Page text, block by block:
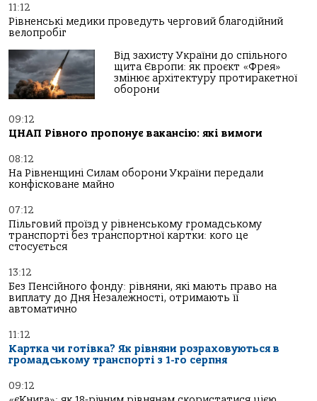
11:12
Рівненські медики проведуть черговий благодійний
велопробіг
Від захисту України до спільного
щита Європи: як проєкт «Фрея»
змінює архітектуру протиракетної
оборони
09:12
ЦНАП Рівного пропонує вакансію: які вимоги
08:12
На Рівненщині Силам оборони України передали
конфісковане майно
07:12
Пільговий проїзд у рівненському громадському
транспорті без транспортної картки: кого це
стосується
13:12
Без Пенсійного фонду: рівняни, які мають право на
виплату до Дня Незалежності, отримають її
автоматично
11:12
Картка чи готівка? Як рівняни розраховуються в
громадському транспорті з 1-го серпня
09:12